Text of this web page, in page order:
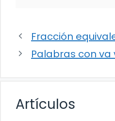
Fracción
Palabras con va
Artículos